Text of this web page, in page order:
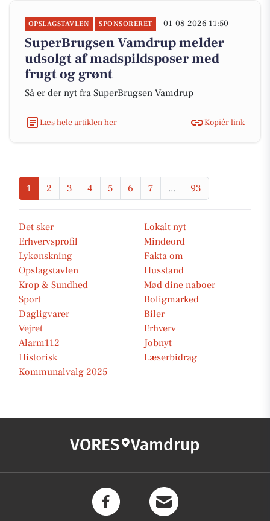
OPSLAGSTAVLEN SPONSORERET 01-08-2026 11:50
SuperBrugsen Vamdrup melder
udsolgt af madspildsposer med
frugt og grønt
Så er der nyt fra SuperBrugsen Vamdrup
Læs hele artiklen her Kopiér link
1 2 3 4 5 6 7 ... 93
Det sker
Lokalt nyt
Erhvervsprofil
Mindeord
Lykønskning
Fakta om
Opslagstavlen
Husstand
Krop & Sundhed
Mød dine naboer
Sport
Boligmarked
Dagligvarer
Biler
Vejret
Erhverv
Alarm112
Jobnyt
Historisk
Læserbidrag
Kommunalvalg 2025
VORES Vamdrup